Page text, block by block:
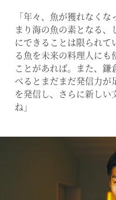
「年々、魚が獲れなく
まり海の魚の素となる
にできることは限られて
る魚を未来の料理人にも
ことがあれば。また、
べるとまだまだ発信力が
を発信し、さらに新しい
ね」